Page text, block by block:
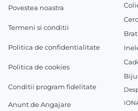
Povestea noastra
Termeni si conditii
Politica de confidentialitate
Politica de cookies
Conditii program fidelitate
Anunt de Angajare